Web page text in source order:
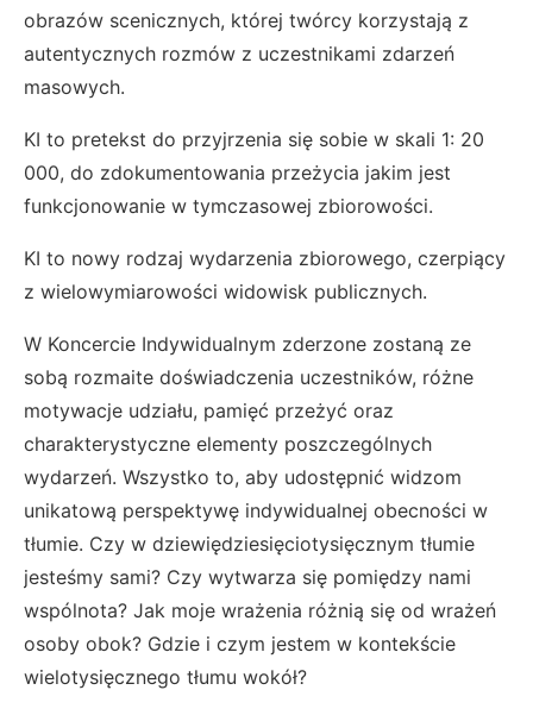
obrazów scenicznych, której twórcy korzystają z
autentycznych rozmów z uczestnikami zdarzeń
masowych.
KI to pretekst do przyjrzenia się sobie w skali 1: 20
000, do zdokumentowania przeżycia jakim jest
funkcjonowanie w tymczasowej zbiorowości.
KI to nowy rodzaj wydarzenia zbiorowego, czerpiący
z wielowymiarowości widowisk publicznych.
W Koncercie Indywidualnym zderzone zostaną ze
sobą rozmaite doświadczenia uczestników, różne
motywacje udziału, pamięć przeżyć oraz
charakterystyczne elementy poszczególnych
wydarzeń. Wszystko to, aby udostępnić widzom
unikatową perspektywę indywidualnej obecności w
tłumie. Czy w dziewiędziesięciotysięcznym tłumie
jesteśmy sami? Czy wytwarza się pomiędzy nami
wspólnota? Jak moje wrażenia różnią się od wrażeń
osoby obok? Gdzie i czym jestem w kontekście
wielotysięcznego tłumu wokół?